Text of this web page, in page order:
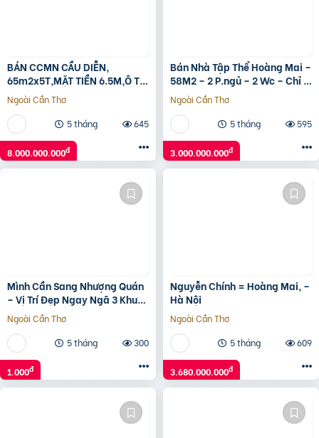
BÁN CCMN CẦU DIỄN,
65m2x5T,MẶT TIỀN 6.5M,Ô TÔ
VÀO NHÀ, 15M Ô TÔ TRÁNH, 8
TỶ
Ngoài Cần Thơ
5 tháng
645
8.000.000.000đ
Bán Nhà Tập Thể Hoàng Mai –
58M2 – 2 P.ngủ – 2 Wc – Chỉ 3
Tỷ Hơn – Sổ Đỏ Chính Chủ
Ngoài Cần Thơ
5 tháng
595
3.000.000.000đ
Mình Cần Sang Nhượng Quán
– Vị Trí Đẹp Ngay Ngã 3 Khu
Đất Dịch Vụ Tổ 5, Mê Linh – Hà
Nội
Ngoài Cần Thơ
5 tháng
300
1.000đ
Nguyễn Chính = Hoàng Mai, –
Hà Nội
Ngoài Cần Thơ
5 tháng
609
3.680.000.000đ